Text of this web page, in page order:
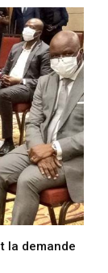
la demande